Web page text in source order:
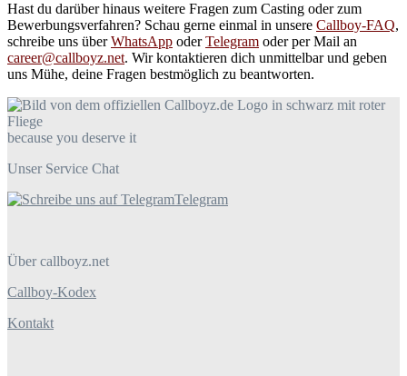
Hast du darüber hinaus weitere Fragen zum Casting oder zum
Bewerbungsverfahren? Schau gerne einmal in unsere Callboy-FAQ,
schreibe uns überWhatsApp oderTelegram oder per Mail an
career@callboyz.net. Wir kontaktieren dich unmittelbar und geben
uns Mühe, deine Fragen bestmöglich zu beantworten.
because you deserve it
Unser Service Chat
Telegram
Über callboyz.net
Callboy-Kodex
Kontakt